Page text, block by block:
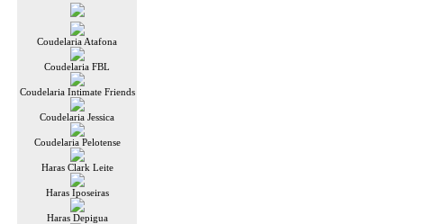
Coudelaria Atafona
Coudelaria FBL
Coudelaria Intimate Friends
Coudelaria Jessica
Coudelaria Pelotense
Haras Clark Leite
Haras Iposeiras
Haras Depigua